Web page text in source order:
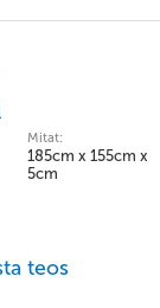
Mitat:
185cm x 155cm x
5cm
teos